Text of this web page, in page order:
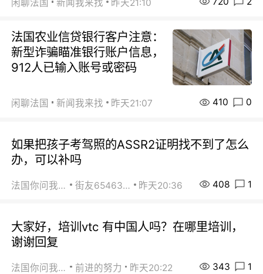
闲聊法国 新闻我来找 昨天21:10
法国农业信贷银行客户注意：
新型诈骗瞄准银行账户信息，
912人已输入账号或密码
闲聊法国 新闻我来找 昨天21:07 410 0
如果把孩子考驾照的ASSR2证明找不到了怎么
办，可以补吗
法国你问我答 街友65463281 昨天20:36 408 1
大家好，培训vtc 有中国人吗？在哪里培训，
谢谢回复
法国你问我答 前进的努力 昨天20:22 343 1